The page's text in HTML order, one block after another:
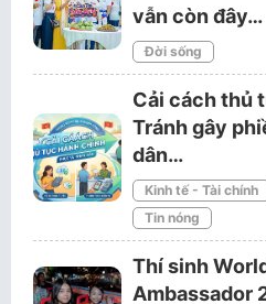
vẫn còn đây…
Đời sống
Cải cách thủ
Tránh gây
dân…
Kinh tế - Tài chính
Tin nóng
Thí sinh
Ambassador